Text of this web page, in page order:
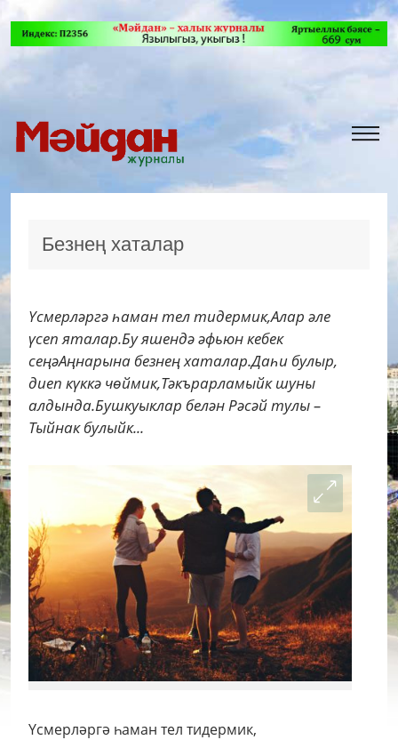
Безнең хаталар
Үсмерләргә һаман тел тидермик,Алар әле
үсеп яталар.Бу яшендә әфьюн кебек
сеңәАңнарына безнең хаталар.Даһи булыр,
диеп күккә чөймик,Тәкърарламыйк шуны
алдында.Бушкуыклар белән Рәсәй тулы –
Тыйнак булыйк...
Үсмерләргә һаман тел тидермик,